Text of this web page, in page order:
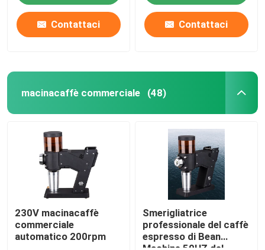
Contattaci Contattaci
macinacaffè commerciale (48)
230V macinacaffè
commerciale
automatico 200rpm
Smerigliatrice
professionale del caffè
espresso di Bean